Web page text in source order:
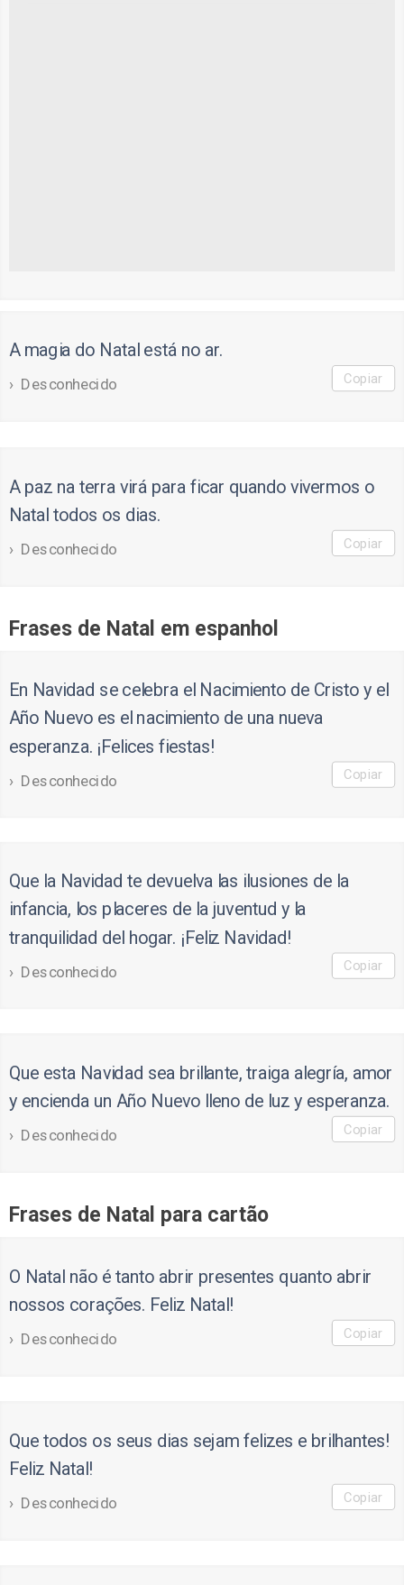
A magia do Natal está no ar.
Desconhecido Copiar
A paz na terra virá para ficar quando vivermos o
Natal todos os dias.
Desconhecido Copiar
Frases de Natal em espanhol
En Navidad se celebra el Nacimiento de Cristo y el
Año Nuevo es el nacimiento de una nueva
esperanza. ¡Felices fiestas!
Desconhecido Copiar
Que la Navidad te devuelva las ilusiones de la
infancia, los placeres de la juventud y la
tranquilidad del hogar. ¡Feliz Navidad!
Desconhecido Copiar
Que esta Navidad sea brillante, traiga alegría, amor
y encienda un Año Nuevo lleno de luz y esperanza.
Desconhecido Copiar
Frases de Natal para cartão
O Natal não é tanto abrir presentes quanto abrir
nossos corações. Feliz Natal!
Desconhecido Copiar
Que todos os seus dias sejam felizes e brilhantes!
Feliz Natal!
Desconhecido Copiar